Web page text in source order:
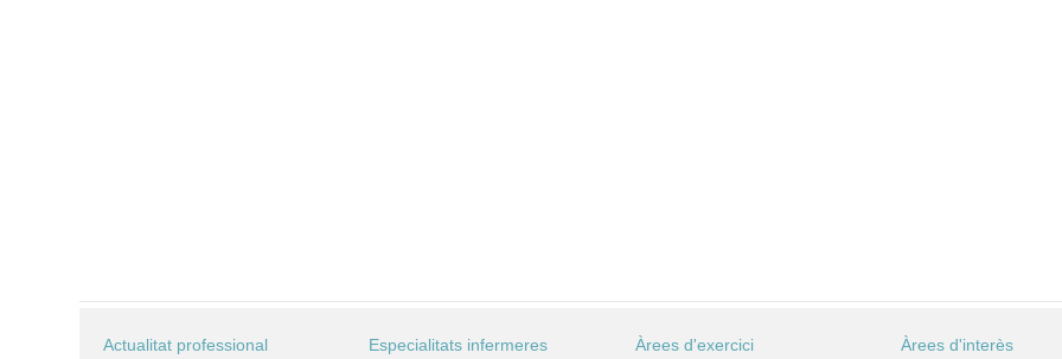
Actualitat professional Especialitats infermeres Àrees d'exercici Àrees d'interès